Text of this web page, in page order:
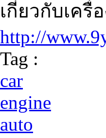
เกี่ยวกับเครื่
http://
Tag :
car
engine
auto